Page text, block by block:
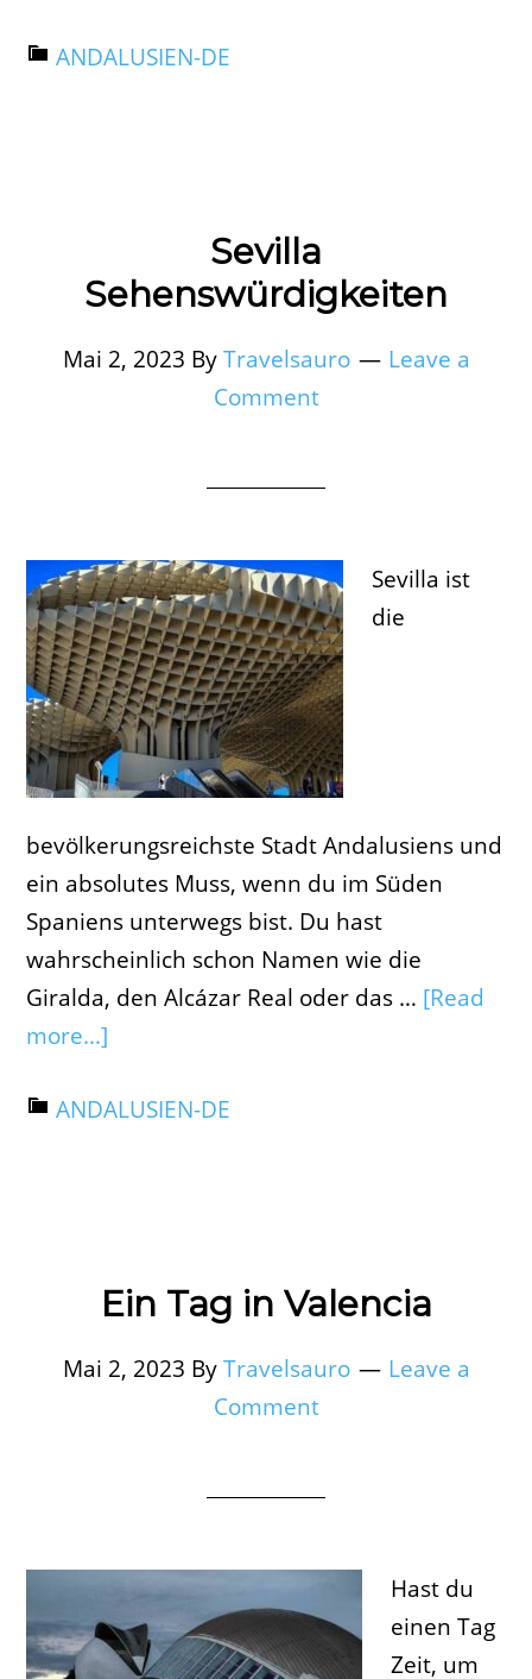
ANDALUSIEN-DE
Sevilla
Sehenswürdigkeiten
Mai 2, 2023 ByTravelsauro
Leave a
Comment
Sevilla ist
die
bevölkerungsreichste Stadt Andalusiens und
ein absolutes Muss, wenn du im Süden
Spaniens unterwegs bist. Du hast
wahrscheinlich schon Namen wie die
Giralda, den Alcázar Real oder das … [Read
more...]
ANDALUSIEN-DE
Ein Tag in Valencia
Mai 2, 2023 ByTravelsauro
Leave a
Comment
Hast du
einen Tag
Zeit, um